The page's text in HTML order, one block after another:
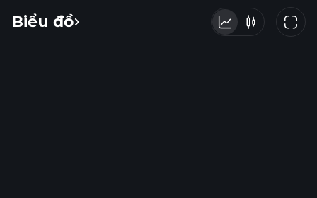
Biểu đồ